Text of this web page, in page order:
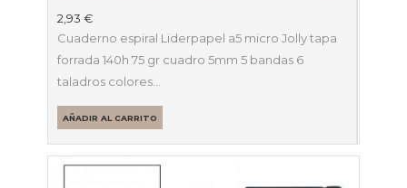
2,93€
Cuaderno espiral Liderpapel a5 micro Jolly tapa
forrada 140h 75 gr cuadro 5mm 5 bandas 6
taladros colores…
AÑADIR AL CARRITO